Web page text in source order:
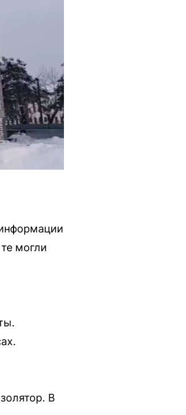
могли
В